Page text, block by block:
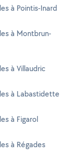
à Pointis-Inard
à Montbrun-
à Villaudric
à Labastidette
à Figarol
à Régades